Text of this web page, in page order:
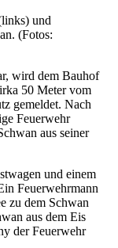
und
(Fotos:
wird dem Bauhof
50 Meter vom
gemeldet. Nach
Feuerwehr
aus seiner
und einem
Feuerwehrmann
zu dem Schwan
aus dem Eis
der Feuerwehr